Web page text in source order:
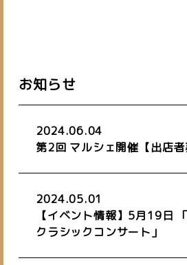
私たちについて
about us
施設紹介バーチャルオフィス
お問い合
お知らせ
2024.06.04
第2回 マルシェ開催【出店者
2024.05.01
【イベント情報】5月19日
クラシックコンサート」